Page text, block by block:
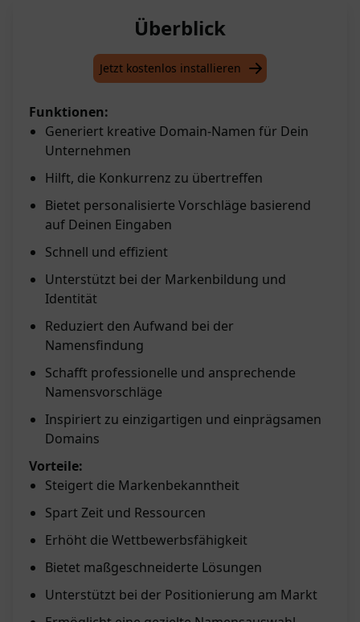
Überblick
Jetzt kostenlos installieren
Funktionen:
Generiert kreative Domain-Namen für Dein
Unternehmen
Hilft, die Konkurrenz zu übertreffen
Bietet personalisierte Vorschläge basierend
auf Deinen Eingaben
Schnell und effizient
Unterstützt bei der Markenbildung und
Identität
Reduziert den Aufwand bei der
Namensfindung
Schafft professionelle und ansprechende
Namensvorschläge
Inspiriert zu einzigartigen und einprägsamen
Domains
Vorteile:
Steigert die Markenbekanntheit
Spart Zeit und Ressourcen
Erhöht die Wettbewerbsfähigkeit
Bietet maßgeschneiderte Lösungen
Unterstützt bei der Positionierung am Markt